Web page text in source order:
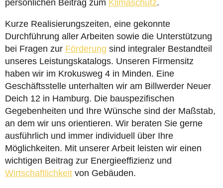
persönlichen Beitrag zum Klimaschutz.
Kurze Realisierungszeiten, eine gekonnte
Durchführung aller Arbeiten sowie die Unterstützung
bei Fragen zur Förderung sind integraler Bestandteil
unseres Leistungskatalogs. Unseren Firmensitz
haben wir im Krokusweg 4 in Minden. Eine
Geschäftsstelle unterhalten wir am Billwerder Neuer
Deich 12 in Hamburg. Die bauspezifischen
Gegebenheiten und Ihre Wünsche sind der Maßstab,
an dem wir uns orientieren. Wir beraten Sie gerne
ausführlich und immer individuell über Ihre
Möglichkeiten. Mit unserer Arbeit leisten wir einen
wichtigen Beitrag zur Energieeffizienz und
Wirtschaftlichkeit von Gebäuden.